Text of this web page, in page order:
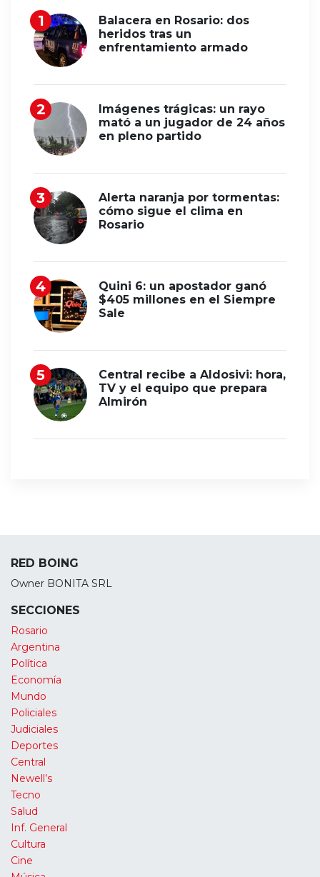
Balacera en Rosario: dos
heridos tras un
enfrentamiento armado
Imágenes trágicas: un rayo
mató a un jugador de 24 años
en pleno partido
Alerta naranja por tormentas:
cómo sigue el clima en
Rosario
Quini 6: un apostador ganó
$405 millones en el Siempre
Sale
Central recibe a Aldosivi: hora,
TV y el equipo que prepara
Almirón
RED BOING
Owner BONITA SRL
SECCIONES
Rosario
Argentina
Política
Economía
Mundo
Policiales
Judiciales
Deportes
Central
Newell’s
Tecno
Salud
Inf. General
Cultura
Cine